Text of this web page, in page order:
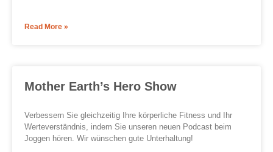
Read More »
Mother Earth’s Hero Show
Verbessern Sie gleichzeitig Ihre körperliche Fitness und Ihr
Werteverständnis, indem Sie unseren neuen Podcast beim
Joggen hören. Wir wünschen gute Unterhaltung!